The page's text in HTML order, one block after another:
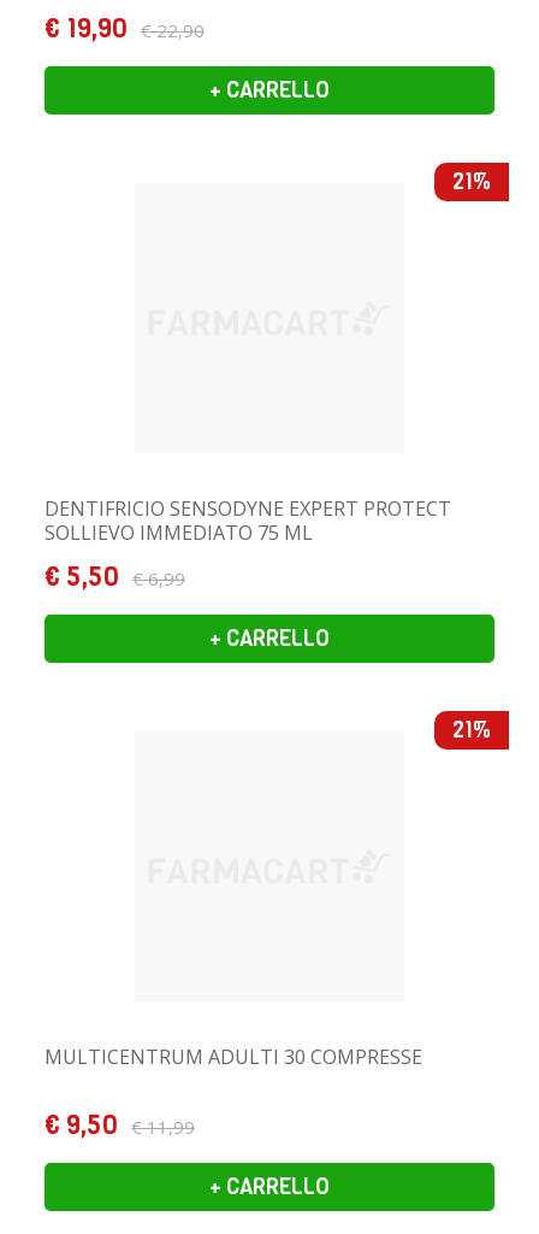
€ 19,90 € 22,90
+ CARRELLO
21%
DENTIFRICIO SENSODYNE EXPERT PROTECT
SOLLIEVO IMMEDIATO 75 ML
€ 5,50 € 6,99
+ CARRELLO
21%
MULTICENTRUM ADULTI 30 COMPRESSE
€ 9,50 € 11,99
+ CARRELLO